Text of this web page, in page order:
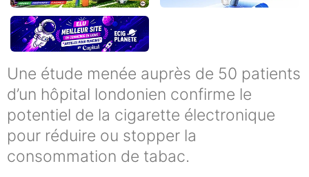
Une étude menée auprès de 50 patients
d’un hôpital londonien confirme le
potentiel de la cigarette électronique
pour réduire ou stopper la
consommation de tabac.